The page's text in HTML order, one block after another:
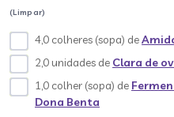
(Limpar)
4,0 colheres (sopa) de
2,0 unidades de Clara de
1,0 colher (sopa) de
Dona Benta